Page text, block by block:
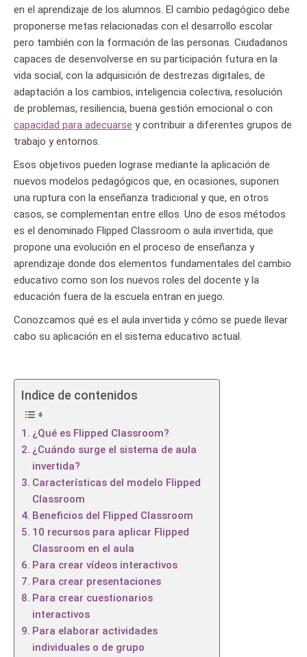
en el aprendizaje de los alumnos. El cambio pedagógico debe
proponerse metas relacionadas con el desarrollo escolar
pero también con la formación de las personas. Ciudadanos
capaces de desenvolverse en su participación futura en la
vida social, con la adquisición de destrezas digitales, de
adaptación a los cambios, inteligencia colectiva, resolución
de problemas, resiliencia, buena gestión emocional o con
capacidad para adecuarse y contribuir a diferentes grupos de
trabajo y entornos.
Esos objetivos pueden lograse mediante la aplicación de
nuevos modelos pedagógicos que, en ocasiones, suponen
una ruptura con la enseñanza tradicional y que, en otros
casos, se complementan entre ellos. Uno de esos métodos
es el denominado Flipped Classroom o aula invertida, que
propone una evolución en el proceso de enseñanza y
aprendizaje donde dos elementos fundamentales del cambio
educativo como son los nuevos roles del docente y la
educación fuera de la escuela entran en juego.
Conozcamos qué es el aula invertida y cómo se puede llevar
cabo su aplicación en el sistema educativo actual.
Indice de contenidos
¿Qué es Flipped Classroom?
¿Cuándo surge el sistema de aula
invertida?
Características del modelo Flipped
Classroom
Beneficios del Flipped Classroom
10 recursos para aplicar Flipped
Classroom en el aula
Para crear vídeos interactivos
Para crear presentaciones
Para crear cuestionarios
interactivos
Para elaborar actividades
individuales o de grupo